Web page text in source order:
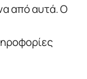
από αυτά. Ο